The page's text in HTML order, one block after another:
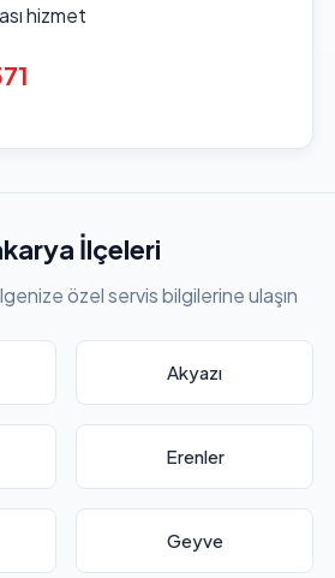
hizmet
İlçeleri
özel servis bilgilerine ulaşın
Akyazı
Erenler
Geyve